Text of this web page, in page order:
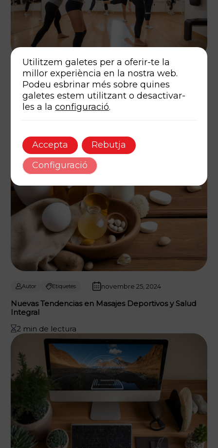
Autor Etiquetes novembre 25, 2024
La importancia del masaje deportivo para la salud
física
Autor Etiquetes novembre 25, 2024
Nuevas Tendencias en Masajes Deportivos y Salud
Integral
2 min de lectura
Utilitzem galetes per a oferir-te la
millor experiència en la nostra web.
Podeu esbrinar més sobre quines
galetes estem utilitzant o desactivar-
les a laconfiguració.
Accepta
Rebutja
Configuració